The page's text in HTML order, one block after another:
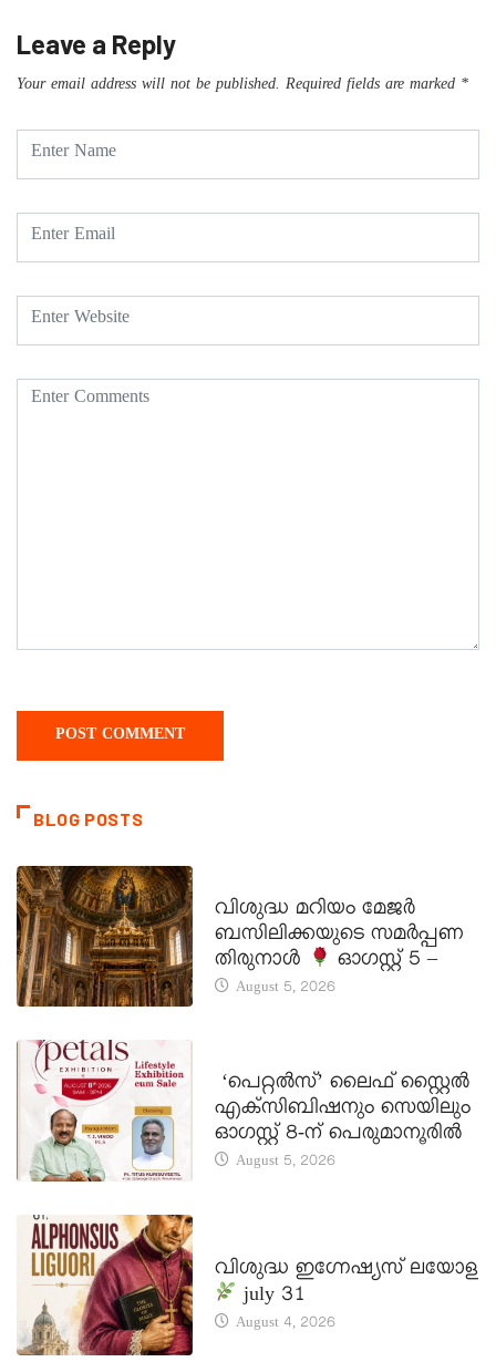
Leave a Reply
Your email address will not be published. Required fields are marked *
BLOG POSTS
വിശുദ്ധ മറിയം മേജർ
ബസിലിക്കയുടെ സമർപ്പണ
തിരുനാൾ
ഓഗസ്റ്റ് 5 –
August 5, 2026
‘പെറ്റൽസ്’ ലൈഫ് സ്റ്റൈൽ
എക്സിബിഷനും സെയിലും
ഓഗസ്റ്റ് 8-ന് പെരുമാനൂരിൽ
August 5, 2026
വിശുദ്ധ ഇഗ്നേഷ്യസ് ലയോള
july 31
August 4, 2026